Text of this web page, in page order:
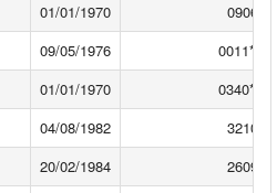
01/01/1970
09/05/1976
01/01/1970
04/08/1982
20/02/1984